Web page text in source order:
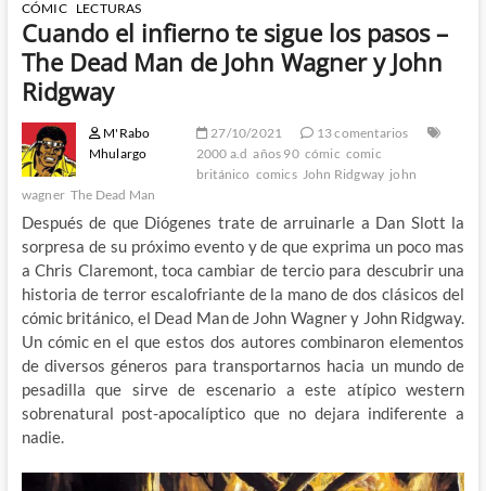
CÓMIC LECTURAS
Cuando el infierno te sigue los pasos –
The Dead Man de John Wagner y John
Ridgway
M'Rabo
Mhulargo
27/10/2021
13 comentarios
2000 a.d años 90 cómic comic
británico comics John Ridgway john
wagner The Dead Man
Después de que Diógenes trate de arruinarle a Dan Slott la
sorpresa de su próximo evento y de que exprima un poco mas
a Chris Claremont, toca cambiar de tercio para descubrir una
historia de terror escalofriante de la mano de dos clásicos del
cómic británico, el Dead Man de John Wagner y John Ridgway.
Un cómic en el que estos dos autores combinaron elementos
de diversos géneros para transportarnos hacia un mundo de
pesadilla que sirve de escenario a este atípico western
sobrenatural post-apocalíptico que no dejara indiferente a
nadie.